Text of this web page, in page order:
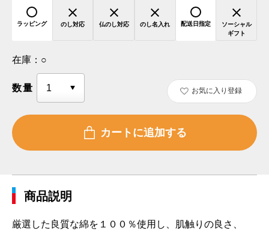
ラッピング のし対応 仏のし対応 のし名入れ 配送日指定
ソーシャル
ギフト
在庫： ○
数量 お気に入り登録
商品説明
厳選した良質な綿を１００％使用し、肌触りの良さ、